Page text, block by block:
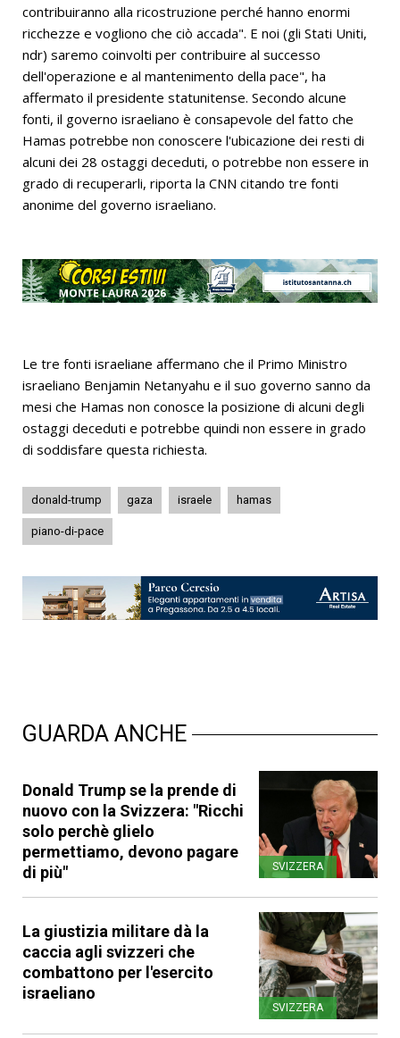
contribuiranno alla ricostruzione perché hanno enormi
ricchezze e vogliono che ciò accada". E noi (gli Stati Uniti,
ndr) saremo coinvolti per contribuire al successo
dell'operazione e al mantenimento della pace", ha
affermato il presidente statunitense. Secondo alcune
fonti, il governo israeliano è consapevole del fatto che
Hamas potrebbe non conoscere l'ubicazione dei resti di
alcuni dei 28 ostaggi deceduti, o potrebbe non essere in
grado di recuperarli, riporta la CNN citando tre fonti
anonime del governo israeliano.
Le tre fonti israeliane affermano che il Primo Ministro
israeliano Benjamin Netanyahu e il suo governo sanno da
mesi che Hamas non conosce la posizione di alcuni degli
ostaggi deceduti e potrebbe quindi non essere in grado
di soddisfare questa richiesta.
donald-trump gaza israele hamas
piano-di-pace
GUARDA ANCHE
Donald Trump se la prende di
nuovo con la Svizzera: "Ricchi
solo perchè glielo
permettiamo, devono pagare
di più"
SVIZZERA
La giustizia militare dà la
caccia agli svizzeri che
combattono per l'esercito
israeliano
SVIZZERA